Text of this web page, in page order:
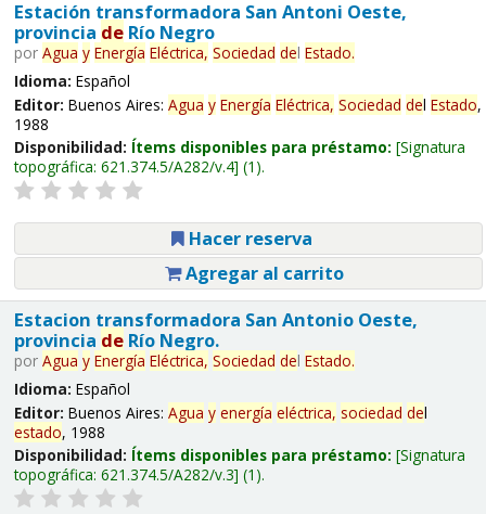
Estación transformadora San Antoni Oeste,
provincia deRío Negro
por Agua y Energía Eléctrica, Sociedad del Estado.
Idioma: Español
Editor: Buenos Aires: Agua y Energía Eléctrica, Sociedad del Estado,
1988
Disponibilidad: Ítems disponibles para préstamo: Signatura
topográfica: 621.374.5/A282/v.4 (1).
Hacer reserva
Agregar al carrito
Estacion transformadora San Antonio Oeste,
provincia deRío Negro.
por Agua y Energía Eléctrica, Sociedad del Estado.
Idioma: Español
Editor: Buenos Aires: Agua y energía eléctrica, sociedad del
estado, 1988
Disponibilidad: Ítems disponibles para préstamo: Signatura
topográfica: 621.374.5/A282/v.3 (1).